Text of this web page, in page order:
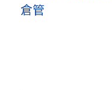
倉管